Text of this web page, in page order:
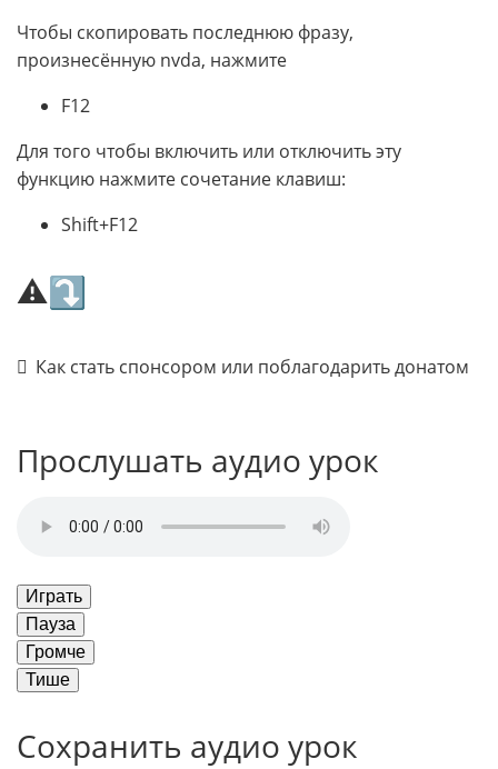
Чтобы скопировать последнюю фразу,
произнесённую nvda, нажмите
F12
Для того чтобы включить или отключить эту
функцию нажмите сочетание клавиш:
Shift+F12
⚠⤵
Как стать спонсором или поблагодарить донатом
Прослушать аудио урок
Играть
Пауза
Громче
Тише
Сохранить аудио урок